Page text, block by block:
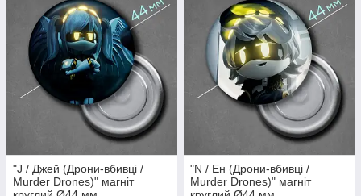
"J / Джей (Дрони-вбивці /
Murder Drones)" магніт
"N / Ен (Дрони-вбивці /
Murder Drones)" магніт